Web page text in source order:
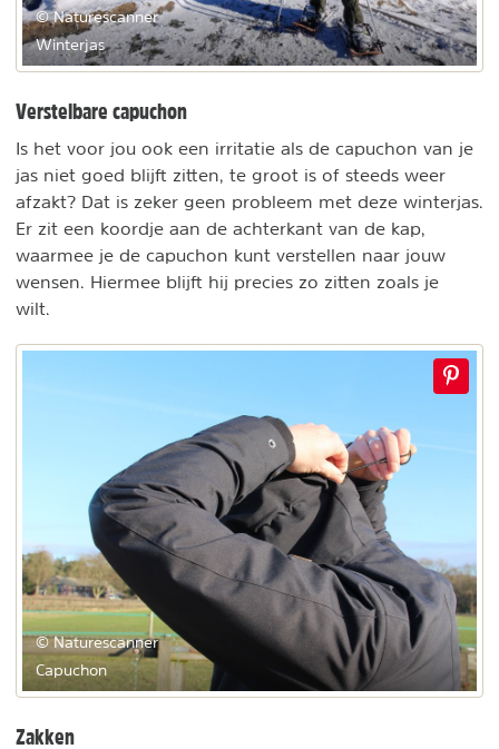
© Naturescanner
Winterjas
Verstelbare capuchon
Is het voor jou ook een irritatie als de capuchon van je
jas niet goed blijft zitten, te groot is of steeds weer
afzakt? Dat is zeker geen probleem met deze winterjas.
Er zit een koordje aan de achterkant van de kap,
waarmee je de capuchon kunt verstellen naar jouw
wensen. Hiermee blijft hij precies zo zitten zoals je
wilt.
© Naturescanner
Capuchon
Zakken